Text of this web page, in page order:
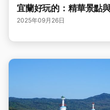
宜蘭好玩的：精華景點
2025年09月26日